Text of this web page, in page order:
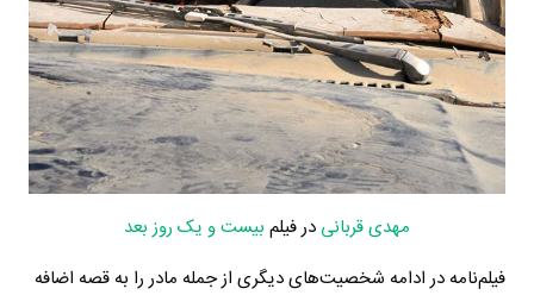
مهدی قربانی در فیلم بیست و یک روز بعد
فیلم‌نامه در ادامه شخصیت‌های دیگری از جمله مادر را به قصه اضافه